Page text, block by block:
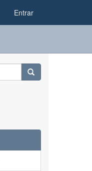
Entrar